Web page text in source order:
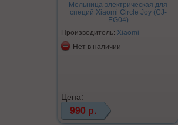
Мельница электрическая для
специй Xiaomi Circle Joy (CJ-
EG04)
Производитель: Xiaomi
Нет в наличии
Цена:
990 р.